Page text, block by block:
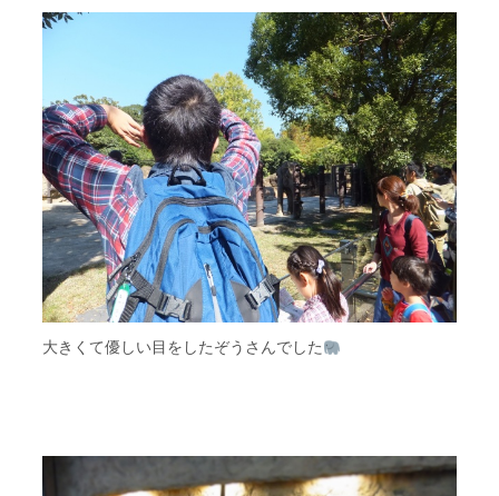
大きくて優しい目をしたぞうさんでした